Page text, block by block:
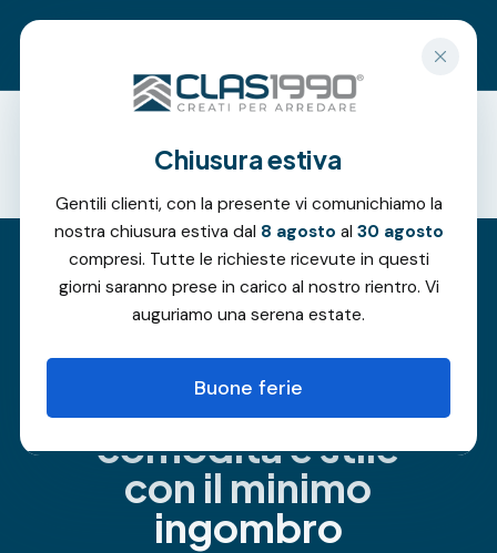
Chiusura estiva
Gentili clienti, con la presente vi comunichiamo la
nostra chiusura estiva dal 8 agosto al 30 agosto
compresi. Tutte le richieste ricevute in questi
giorni saranno prese in carico al nostro rientro. Vi
auguriamo una serena estate.
Buone ferie
Le vetrate
scorrevoli a
pacchetto,
comodità e stile
con il minimo
ingombro